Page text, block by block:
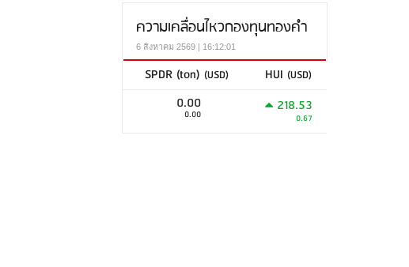
ความเคลื่อนไหวกองทุนทองคำ
6 สิงหาคม 2569 | 16:12:01
SPDR (ton) (USD) HUI (USD)
0.00
0.00 218.53
0.67